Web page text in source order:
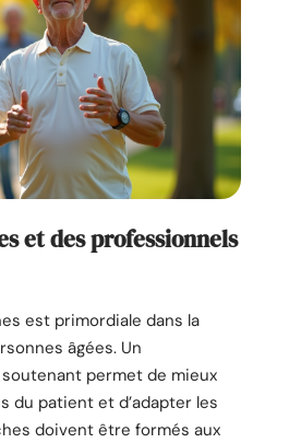
et des professionnels
est primordiale dans la
âgées. Un
permet de mieux
du patient et d’adapter les
doivent être formés aux